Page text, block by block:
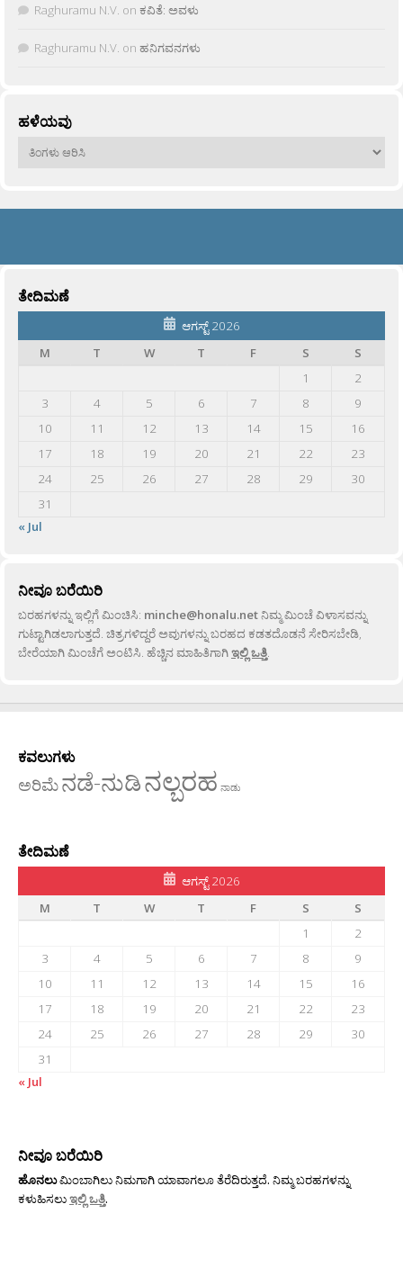
Raghuramu N.V. on ಕವಿತೆ: ಅವಳು
Raghuramu N.V. on ಹನಿಗವನಗಳು
ಹಳೆಯವು
ಹಳೆಯವು
ತೇದಿಮಣೆ
ಆಗಸ್ಟ್ 2026
M
T W T F S
S
1
2
3
4 5 6 7 8
9
10
11 12 13 14 15
16
17
18 19 20 21 22
23
24
25 26 27 28 29
30
31
« Jul
ನೀವೂ ಬರೆಯಿರಿ
ಬರಹಗಳನ್ನು ಇಲ್ಲಿಗೆ ಮಿಂಚಿಸಿ: minche@honalu.netನಿಮ್ಮ ಮಿಂಚೆ ವಿಳಾಸವನ್ನು
ಗುಟ್ಟಾಗಿಡಲಾಗುತ್ತದೆ. ಚಿತ್ರಗಳಿದ್ದರೆ ಅವುಗಳನ್ನು ಬರಹದ ಕಡತದೊಡನೆ ಸೇರಿಸಬೇಡಿ,
ಬೇರೆಯಾಗಿ ಮಿಂಚೆಗೆ ಅಂಟಿಸಿ. ಹೆಚ್ಚಿನ ಮಾಹಿತಿಗಾಗಿಇಲ್ಲಿ ಒತ್ತಿ.
ಕವಲುಗಳು
ಅರಿಮೆನಡೆ-ನುಡಿನಲ್ಬರಹ ನಾಡು
ತೇದಿಮಣೆ
ಆಗಸ್ಟ್ 2026
M
T W T F S
S
1
2
3
4 5 6 7 8
9
10
11 12 13 14 15
16
17
18 19 20 21 22
23
24
25 26 27 28 29
30
31
« Jul
ನೀವೂ ಬರೆಯಿರಿ
ಹೊನಲುಮಿಂಬಾಗಿಲು ನಿಮಗಾಗಿ ಯಾವಾಗಲೂ ತೆರೆದಿರುತ್ತದೆ. ನಿಮ್ಮ ಬರಹಗಳನ್ನು
ಕಳುಹಿಸಲುಇಲ್ಲಿ ಒತ್ತಿ.